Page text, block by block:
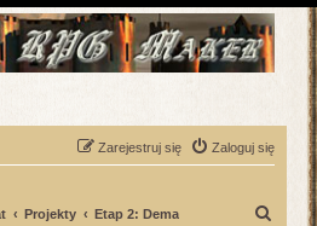
Zaloguj się
Zarejestruj się
Projekty Etap 2: Dema